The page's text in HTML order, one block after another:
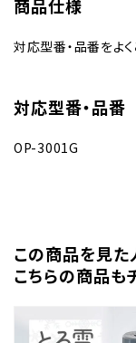
商品仕様
対応型番・品番をよ
対応型番・品番
OP-3001G
この商品を⾒た
こちらの商品も